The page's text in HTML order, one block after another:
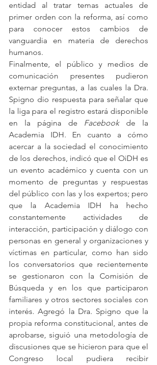
entidad al tratar temas actuales de
primer orden con la reforma, así como
para conocer estos cambios de
vanguardia en materia de derechos
humanos.
Finalmente, el público y medios de
comunicación presentes pudieron
externar preguntas, a las cuales la Dra.
Spigno dio respuesta para señalar que
la liga para el registro estará disponible
en la página de Facebook de la
Academia IDH. En cuanto a cómo
acercar a la sociedad el conocimiento
de los derechos, indicó que el OiDH es
un evento académico y cuenta con un
momento de preguntas y respuestas
del público con las y los expertos; pero
que la Academia IDH ha hecho
constantemente actividades de
interacción, participación y diálogo con
personas en general y organizaciones y
víctimas en particular, como han sido
los conversatorios que recientemente
se gestionaron con la Comisión de
Búsqueda y en los que participaron
familiares y otros sectores sociales con
interés. Agregó la Dra. Spigno que la
propia reforma constitucional, antes de
aprobarse, siguió una metodología de
discusiones que se hicieron para que el
Congreso local pudiera recibir